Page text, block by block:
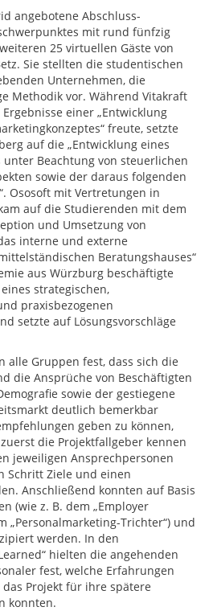
angebotene Abschluss-
mit rund fünfzig
25 virtuellen Gäste von
Sie stellten die studentischen
Unternehmen, die
Methodik vor. Während Vitakraft
einer „Entwicklung
freute, setzte
auf die „Entwicklung eines
Beachtung von steuerlichen
sowie der daraus folgenden
Ososoft mit Vertretungen in
auf die Studierenden mit dem
und Umsetzung von
interne und externe
Beratungshauses“
aus Würzburg beschäftigte
strategischen,
praxisbezogenen
setzte auf Lösungsvorschläge
alle Gruppen fest, dass sich die
die Ansprüche von Beschäftigten
sowie der gestiegene
deutlich bemerkbar
geben zu können,
die Projektfallgeber kennen
jeweiligen Ansprechpersonen
Schritt Ziele und einen
Anschließend konnten auf Basis
(wie z. B. dem „Employer
„Personalmarketing-Trichter“) und
werden. In den
hielten die angehenden
fest, welche Erfahrungen
Projekt für ihre spätere
konnten.